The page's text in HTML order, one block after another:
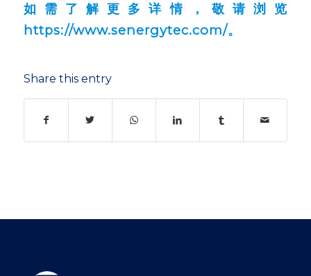
如需了解更多详情，敬请浏览
https://www.senergytec.com/。
Share this entry